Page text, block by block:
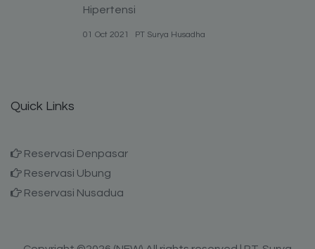
Hipertensi
01 Oct 2021 PT Surya Husadha
Quick Links
Reservasi Denpasar
Reservasi Ubung
Reservasi Nusadua